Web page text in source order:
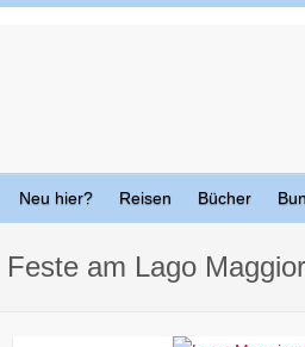
Neu hier? Reisen Bücher
Feste am Lago